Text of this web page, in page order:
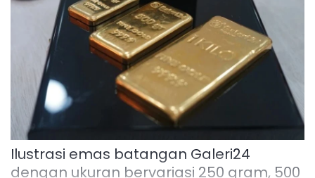
Ilustrasi emas batangan Galeri24
dengan ukuran bervariasi 250 gram, 500